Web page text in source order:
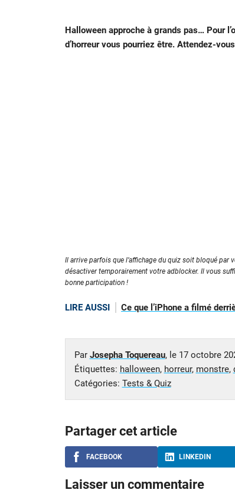
Halloween approche à grands pas… Pour
d’horreur vous pourriez être. Attendez-
Il arrive parfois que l’affichage du quiz soit bloqué
désactiver temporairement votre adblocker. Il vous
bonne participation !
LIRE AUSSI Ce que l’iPhone a filmé
Par Josepha Toquereau, le 17 octobre
Étiquettes: halloween, horreur, monstre,
Catégories: Tests & Quiz
Partager cet article
FACEBOOK LINKEDIN
Laisser un commentaire